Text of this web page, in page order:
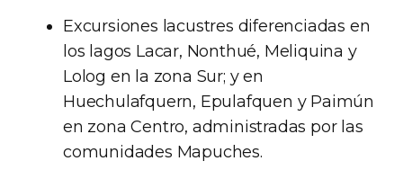
Excursiones lacustres diferenciadas en
los lagos Lacar, Nonthué, Meliquina y
Lolog en la zona Sur; y en
Huechulafquern, Epulafquen y Paimún
en zona Centro, administradas por las
comunidades Mapuches.